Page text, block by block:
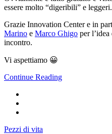
essere molto “digeribili” e leggeri.
Grazie Innovation Center e in
Marino e Marco Ghigo per
incontro.
Vi aspettiamo 😀
Continue Reading
Pezzi di vita